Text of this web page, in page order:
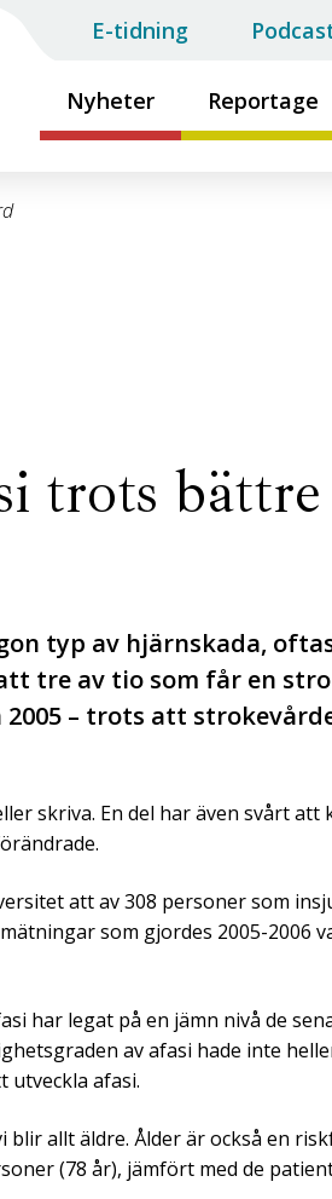
Nyheter Reportage
E-tidning
trots bättre
typ av hjärnskada,
tre av tio som får en
– trots att
skriva. En del har även svårt att
att av 308 personer som
som gjordes 2005-2006
har legat på en jämn nivå de
av afasi hade inte
utveckla afasi.
allt äldre. Ålder är också en
(78 år), jämfört med de